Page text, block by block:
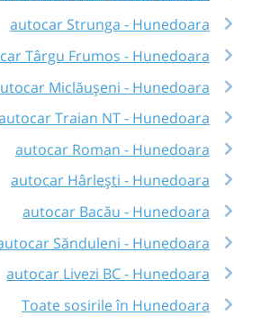
autocar Strunga - Hunedoara
Târgu Frumos - Hunedoara
Miclăușeni - Hunedoara
Traian NT - Hunedoara
autocar Roman - Hunedoara
autocar Hârlești - Hunedoara
autocar Bacău - Hunedoara
Sănduleni - Hunedoara
autocar Livezi BC - Hunedoara
Toate sosirile în Hunedoara